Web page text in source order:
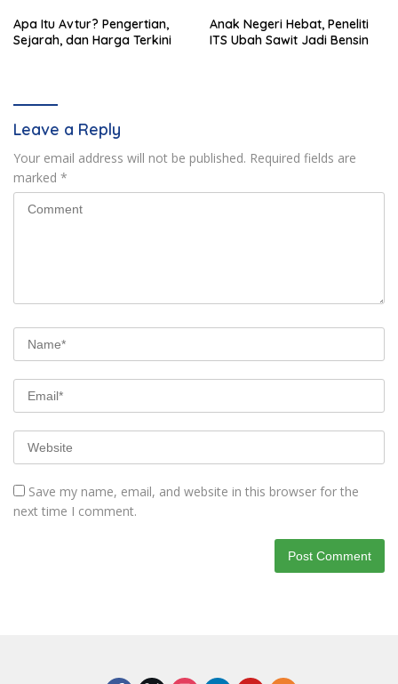
Apa Itu Avtur? Pengertian,
Sejarah, dan Harga Terkini
Anak Negeri Hebat, Peneliti
ITS Ubah Sawit Jadi Bensin
Leave a Reply
Your email address will not be published. Required fields are
marked *
Save my name, email, and website in this browser for the
next time I comment.